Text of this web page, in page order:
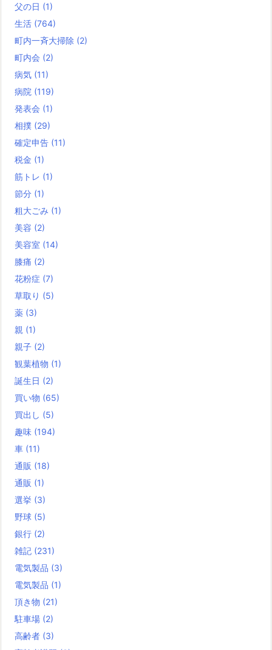
父の日 (1)
生活 (764)
町内一斉大掃除 (2)
町内会 (2)
病気 (11)
病院 (119)
発表会 (1)
相撲 (29)
確定申告 (11)
税金 (1)
筋トレ (1)
節分 (1)
粗大ごみ (1)
美容 (2)
美容室 (14)
膝痛 (2)
花粉症 (7)
草取り (5)
薬 (3)
親 (1)
親子 (2)
観葉植物 (1)
誕生日 (2)
買い物 (65)
買出し (5)
趣味 (194)
車 (11)
通販 (18)
通販 (1)
選挙 (3)
野球 (5)
銀行 (2)
雑記 (231)
電気製品 (3)
電気製品 (1)
頂き物 (21)
駐車場 (2)
高齢者 (3)